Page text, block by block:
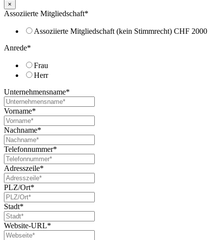
×
Assoziierte Mitgliedschaft*
Assoziierte Mitgliedschaft (kein Stimmrecht) CHF 2000
Anrede*
Frau
Herr
Unternehmensname*
Vorname*
Nachname*
Telefonnummer*
Adresszeile*
PLZ/Ort*
Stadt*
Website-URL*